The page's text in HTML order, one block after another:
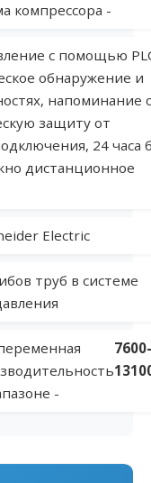
компрессора -
с помощью
обнаружение и
напоминание
защиту от
24 часа
дистанционное
Electric
труб в системе
-
7600-